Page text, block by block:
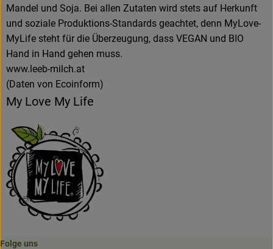
Mandel und Soja. Bei allen Zutaten wird stets auf Herkunft
und soziale Produktions-Standards geachtet, denn MyLove-
MyLife steht für die Überzeugung, dass VEGAN und BIO
Hand in Hand gehen muss.
www.leeb-milch.at
(Daten von Ecoinform)
My Love My Life
Folge uns